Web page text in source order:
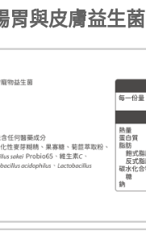
胃與皮膚益生菌